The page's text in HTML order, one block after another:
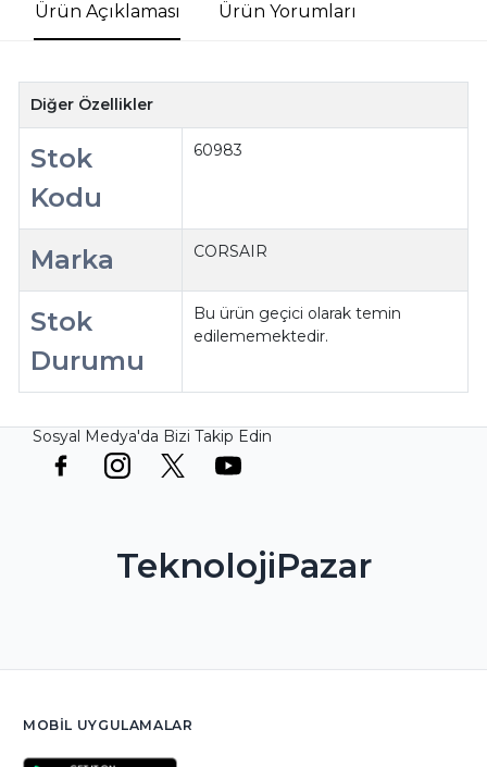
Ürün Açıklaması Ürün Yorumları
Diğer Özellikler
Stok
Kodu
60983
Marka CORSAIR
Stok
Durumu
Bu ürün geçici olarak temin
edilememektedir.
Sosyal Medya'da Bizi Takip Edin
TeknolojiPazar
MOBIL UYGULAMALAR